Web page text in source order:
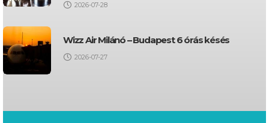
2026-07-28
Wizz Air Milánó – Budapest 6 órás késés
2026-07-27